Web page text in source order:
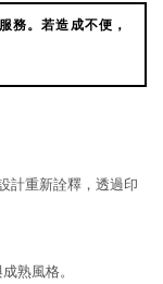
務。若造成不便，
計重新詮釋，透過印
熟風格。